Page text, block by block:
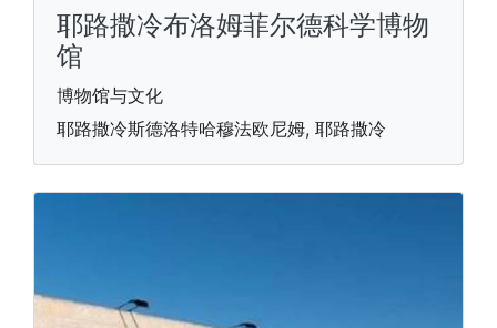
耶路撒冷布洛姆菲尔德科学博物
馆
博物馆与文化
耶路撒冷斯德洛特哈穆法欧尼姆, 耶路撒冷